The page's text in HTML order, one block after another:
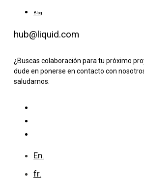
Blog
hub@liquid.com
¿Buscas colaboración para tu próximo
dude en ponerse en contacto con
saludarnos.
En.
fr.